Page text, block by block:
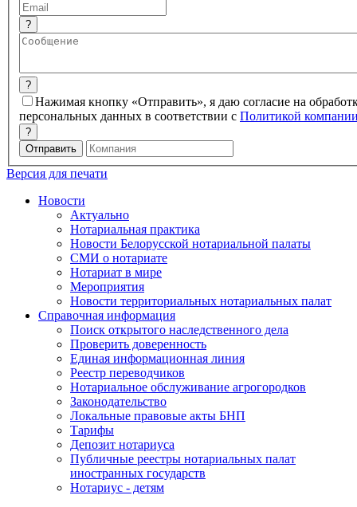
?
?
Нажимая кнопку «Отправить», я даю согласие на
персональных данных в соответствии с Политикой
?
Версия для печати
Новости
Актуально
Нотариальная практика
Новости Белорусской нотариальной палаты
СМИ о нотариате
Нотариат в мире
Мероприятия
Новости территориальных нотариальных палат
Справочная информация
Поиск открытого наследственного дела
Проверить доверенность
Единая информационная линия
Реестр переводчиков
Нотариальное обслуживание агрогородков
Законодательство
Локальные правовые акты БНП
Тарифы
Депозит нотариуса
Публичные реестры нотариальных палат
иностранных государств
Нотариус - детям